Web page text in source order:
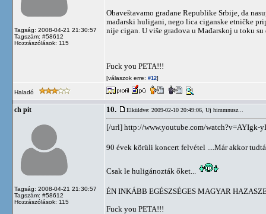
Tagság: 2008-04-21 21:30:57
Tagszám: #58612
Hozzászólások: 115
Obaveštavamo građane Republike Srbije, da
mađarski huligani, nego lica ciganske etničke
nije cigan. U više gradova u Mađarskoj u toku
Fuck you PETA!!!
[válaszok erre: #12]
Haladó
ch pit
Tagság: 2008-04-21 21:30:57
Tagszám: #58612
Hozzászólások: 115
10. Elküldve: 2009-02-10 20:49:06, Uj himmnusz...
[/url] http://www.youtube.com/watch?v=AYIgk-
90 évek körüli koncert felvétel ....Már akkor
Csak le huligánozták őket...
ÉN INKÁBB EGÉSZSÉGES MAGYAR
Fuck you PETA!!!